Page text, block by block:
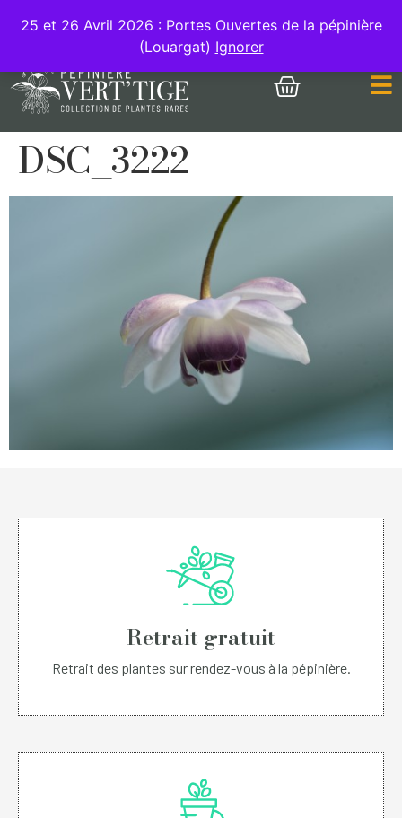
MON COMPTE
DSC_3222
Retrait gratuit
Retrait des plantes sur rendez-vous à la pépinière.
25 et 26 Avril 2026 : Portes Ouvertes de la pépinière
(Louargat) Ignorer